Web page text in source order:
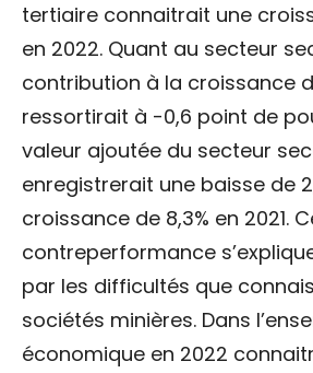
tertiaire connaitrait une
en 2022. Quant au secteur
contribution à la croissance
ressortirait à -0,6 point de
valeur ajoutée du secteur
enregistrerait une baisse de
croissance de 8,3% en 2021.
contreperformance
par les difficultés que
sociétés minières. Dans
économique en 2022